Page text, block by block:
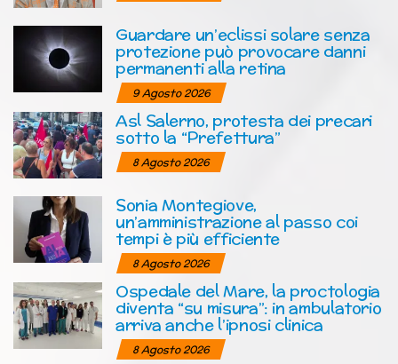
Guardare un’eclissi solare senza
protezione può provocare danni
permanenti alla retina
9 Agosto 2026
Asl Salerno, protesta dei precari
sotto la “Prefettura”
8 Agosto 2026
Sonia Montegiove,
un’amministrazione al passo coi
tempi è più efficiente
8 Agosto 2026
Ospedale del Mare, la proctologia
diventa “su misura”: in ambulatorio
arriva anche l’ipnosi clinica
8 Agosto 2026